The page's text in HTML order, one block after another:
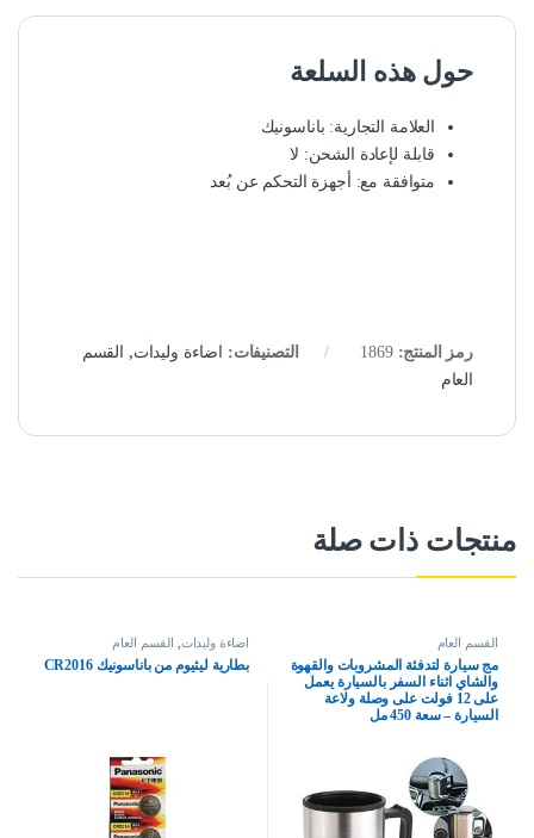
حول هذه السلعة
العلامة التجارية: باناسونيك
قابلة لإعادة الشحن: لا
متوافقة مع: أجهزة التحكم عن بُعد
رمز المنتج:1869 التصنيفات: اضاءة وليدات, القسم
العام
منتجات ذات صلة
القسم العام
مج سيارة لتدفئة المشروبات والقهوة
والشاي اثناء السفر بالسيارة يعمل
على 12 فولت على وصلة ولاعة
السيارة – سعة 450 مل
اضاءة وليدات القسم العام
بطارية ليثيوم من باناسونيك CR2016